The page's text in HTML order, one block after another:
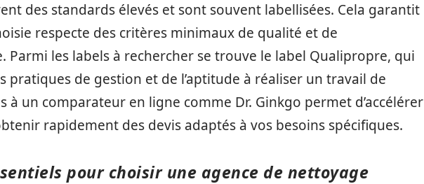
des standards élevés et sont souvent labellisées. Cela garantit
respecte des critères minimaux de qualité et de
Parmi les labels à rechercher se trouve le label Qualipropre, qui
pratiques de gestion et de l’aptitude à réaliser un travail de
à un comparateur en ligne comme Dr. Ginkgo permet d’accélérer
rapidement des devis adaptés à vos besoins spécifiques.
pour choisir une agence de nettoyage